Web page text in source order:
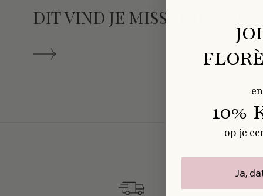
DIT VIND JE MISSCHIEN OOK
10%
op je
Ja,